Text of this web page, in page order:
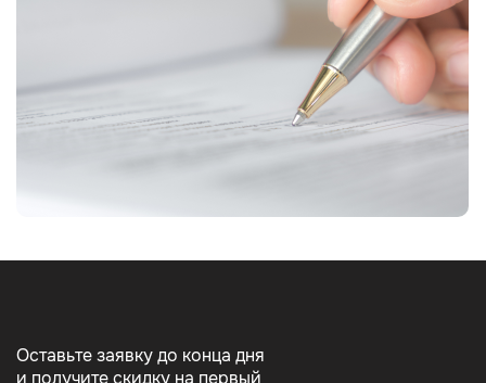
Оставьте заявку до конца дня